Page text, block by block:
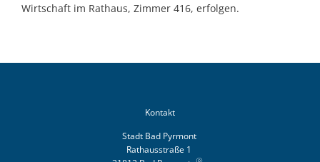
Wirtschaft im Rathaus, Zimmer 416, erfolgen.
Kontakt
Stadt Bad Pyrmont
Rathausstraße 1